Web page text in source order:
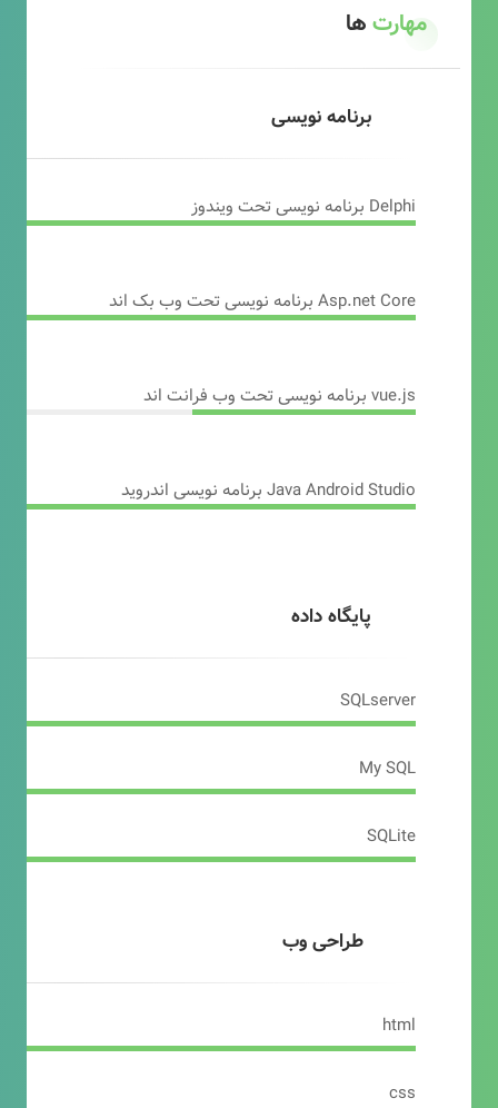
مهارتها
برنامه نویسی
Delphi برنامه نویسی تحت ویندوز
Asp.net Core برنامه نویسی تحت وب بک اند
vue.js برنامه نویسی تحت وب فرانت اند
Java Android Studio برنامه نویسی اندروید
پایگاه داده
SQLserver
My SQL
SQLite
طراحی وب
html
css